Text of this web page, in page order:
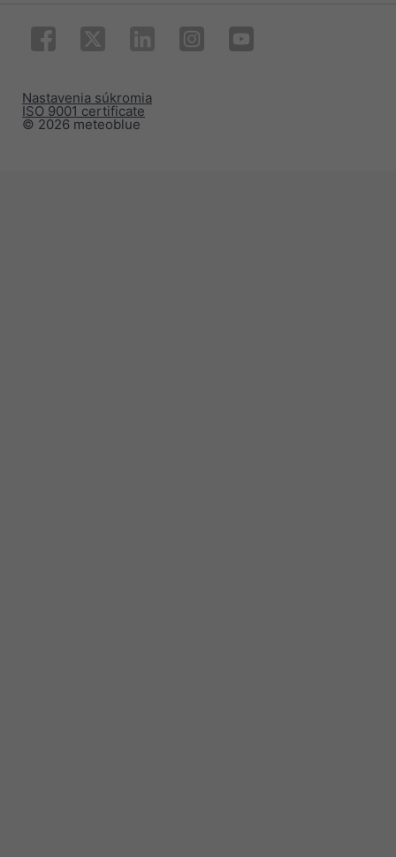
© 2026 meteoblue
ISO 9001 certificate
Nastavenia súkromia